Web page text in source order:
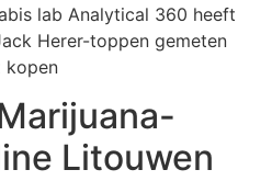
lab Analytical 360 heeft
Herer-toppen gemeten
kopen
Litouwen